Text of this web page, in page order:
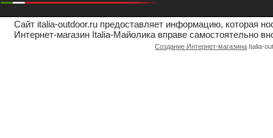
Сайт italia-outdoor.ru предоставляет информацию, которая
Интернет-магазин Italia-Майолика вправе самостоятельно
Создание Интернет-магазина Italia-